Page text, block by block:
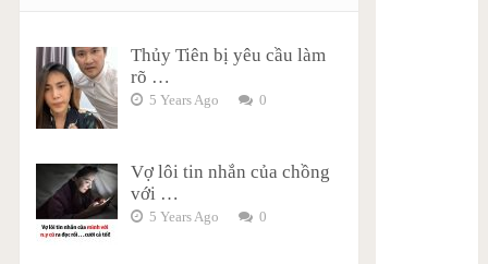
Thủy Tiên bị yêu cầu làm
rõ …
5 Years Ago 0
Vợ lôi tin nhắn của chồng
với …
5 Years Ago 0